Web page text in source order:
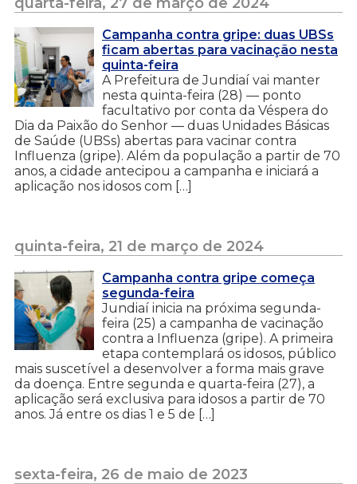
Campanha contra gripe: duas UBSs
ficam abertas para vacinação nesta
quinta-feira
A Prefeitura de Jundiaí vai manter
nesta quinta-feira (28) — ponto
facultativo por conta da Véspera do
Dia da Paixão do Senhor — duas Unidades Básicas
de Saúde (UBSs) abertas para vacinar contra
Influenza (gripe). Além da população a partir de 70
anos, a cidade antecipou a campanha e iniciará a
aplicação nos idosos com […]
quinta-feira, 21 de março de 2024
Campanha contra gripe começa
segunda-feira
Jundiaí inicia na próxima segunda-
feira (25) a campanha de vacinação
contra a Influenza (gripe). A primeira
etapa contemplará os idosos, público
mais suscetível a desenvolver a forma mais grave
da doença. Entre segunda e quarta-feira (27), a
aplicação será exclusiva para idosos a partir de 70
anos. Já entre os dias 1 e 5 de […]
sexta-feira, 26 de maio de 2023